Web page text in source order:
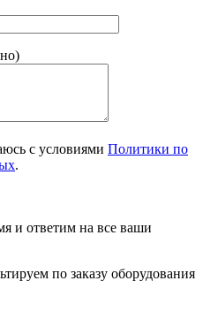
с условиями Политики по
.
и ответим на все ваши
по заказу оборудования